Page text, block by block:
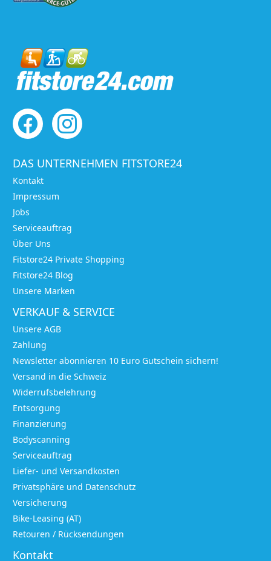
DAS UNTERNEHMEN FITSTORE24
Kontakt
Impressum
Jobs
Serviceauftrag
Über Uns
Fitstore24 Private Shopping
Fitstore24 Blog
Unsere Marken
VERKAUF & SERVICE
Unsere AGB
Zahlung
Newsletter abonnieren 10 Euro Gutschein sichern!
Versand in die Schweiz
Widerrufsbelehrung
Entsorgung
Finanzierung
Bodyscanning
Serviceauftrag
Liefer- und Versandkosten
Privatsphäre und Datenschutz
Versicherung
Bike-Leasing (AT)
Retouren / Rücksendungen
Kontakt